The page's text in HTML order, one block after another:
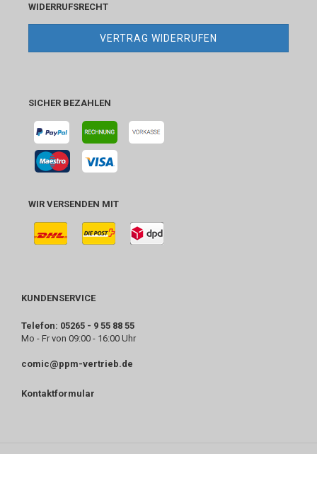
WIDERRUFSRECHT
VERTRAG WIDERRUFEN
SICHER BEZAHLEN
WIR VERSENDEN MIT
KUNDENSERVICE
Telefon: 05265 - 9 55 88 55
Mo - Fr von 09:00 - 16:00 Uhr
comic@ppm-vertrieb.de
Kontaktformular